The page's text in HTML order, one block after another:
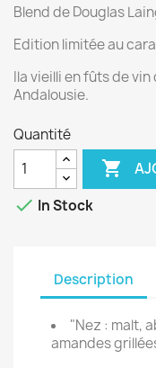
Blend de Douglas
Edition limitée au
Ila vieilli en fûts de
Andalousie.
Quantité

 In Stock
Description
"Nez : malt,
amandes